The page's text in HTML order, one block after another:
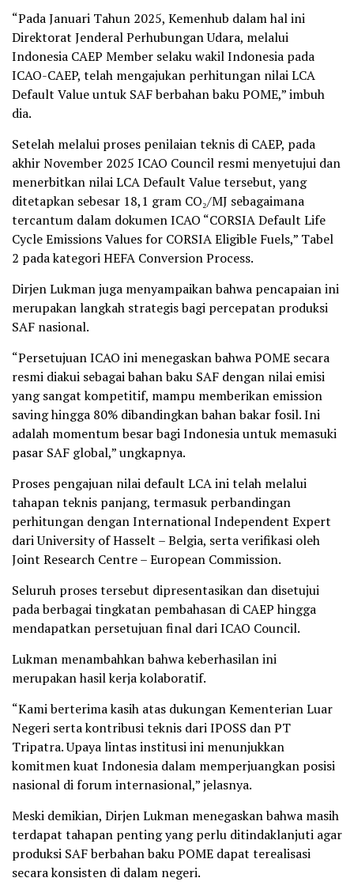
“Pada Januari Tahun 2025, Kemenhub dalam hal ini
Direktorat Jenderal Perhubungan Udara, melalui
Indonesia CAEP Member selaku wakil Indonesia pada
ICAO-CAEP, telah mengajukan perhitungan nilai LCA
Default Value untuk SAF berbahan baku POME,” imbuh
dia.
Setelah melalui proses penilaian teknis di CAEP, pada
akhir November 2025 ICAO Council resmi menyetujui dan
menerbitkan nilai LCA Default Value tersebut, yang
ditetapkan sebesar 18,1 gram CO₂/MJ sebagaimana
tercantum dalam dokumen ICAO “CORSIA Default Life
Cycle Emissions Values for CORSIA Eligible Fuels,” Tabel
2 pada kategori HEFA Conversion Process.
Dirjen Lukman juga menyampaikan bahwa pencapaian ini
merupakan langkah strategis bagi percepatan produksi
SAF nasional.
“Persetujuan ICAO ini menegaskan bahwa POME secara
resmi diakui sebagai bahan baku SAF dengan nilai emisi
yang sangat kompetitif, mampu memberikan emission
saving hingga 80% dibandingkan bahan bakar fosil. Ini
adalah momentum besar bagi Indonesia untuk memasuki
pasar SAF global,” ungkapnya.
Proses pengajuan nilai default LCA ini telah melalui
tahapan teknis panjang, termasuk perbandingan
perhitungan dengan International Independent Expert
dari University of Hasselt – Belgia, serta verifikasi oleh
Joint Research Centre – European Commission.
Seluruh proses tersebut dipresentasikan dan disetujui
pada berbagai tingkatan pembahasan di CAEP hingga
mendapatkan persetujuan final dari ICAO Council.
Lukman menambahkan bahwa keberhasilan ini
merupakan hasil kerja kolaboratif.
“Kami berterima kasih atas dukungan Kementerian Luar
Negeri serta kontribusi teknis dari IPOSS dan PT
Tripatra. Upaya lintas institusi ini menunjukkan
komitmen kuat Indonesia dalam memperjuangkan posisi
nasional di forum internasional,” jelasnya.
Meski demikian, Dirjen Lukman menegaskan bahwa masih
terdapat tahapan penting yang perlu ditindaklanjuti agar
produksi SAF berbahan baku POME dapat terealisasi
secara konsisten di dalam negeri.